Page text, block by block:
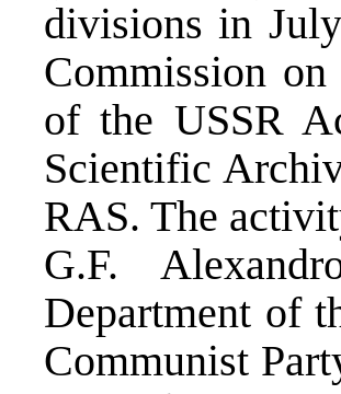
divisions in
Commission
of the USSR
Scientific
RAS. The
G.F.
Department of
Communist